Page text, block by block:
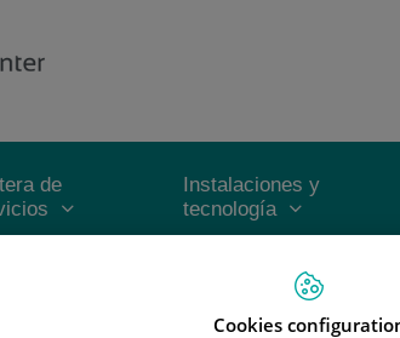
de
Instalaciones y
tecnología
INFORMACIÓN Y SOPORTE AL PACIENTE
Cookies